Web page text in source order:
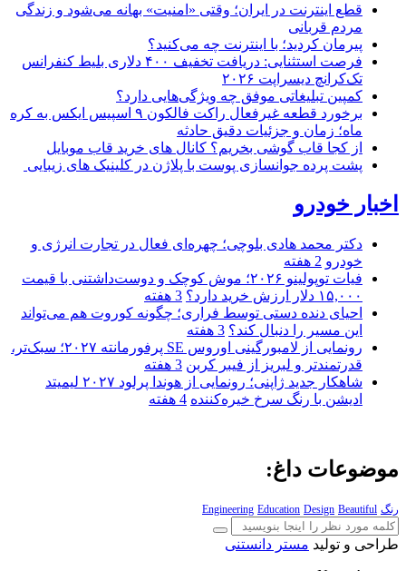
قطع اینترنت در ایران؛ وقتی «امنیت» بهانه می‌شود و زندگی
مردم قربانی
پیرمان کردید؛ با اینترنت چه می‌کنید؟
فرصت استثنایی: دریافت تخفیف ۴۰۰ دلاری بلیط کنفرانس
تک‌کرانچ دیسراپت ۲۰۲۶
کمپین تبلیغاتی موفق چه ویژگی‌هایی دارد؟
برخورد قطعه غیرفعال راکت فالکون ۹ اسپیس ایکس به کره
ماه؛ زمان و جزئیات دقیق حادثه
از کجا قاب گوشی بخریم؟ کانال های خرید قاب موبایل
پشت پرده جوانسازی پوست با پلاژن در کلینیک های زیبایی
اخبار خودرو
دکتر محمد هادی بلوچی؛ چهره‌ای فعال در تجارت انرژی و
خودرو 2 هفته
فیات توپولینو ۲۰۲۶؛ موش کوچک و دوست‌داشتنی با قیمت
۱۵,۰۰۰ دلار ارزش خرید دارد؟
3 هفته
احیای دنده دستی توسط فراری؛ چگونه کوروت هم می‌تواند
این مسیر را دنبال کند؟ 3 هفته
رونمایی از لامبورگینی اوروس SE پرفورمانته ۲۰۲۷؛ سبک‌تر،
قدرتمندتر و لبریز از فیبر کربن 3 هفته
شاهکار جدید ژاپنی؛ رونمایی از هوندا پرلود ۲۰۲۷ لیمیتد
ادیشن با رنگ سرخ خیره‌کننده 4 هفته
موضوعات داغ:
رنگ Engineering Education Design Beautiful
طراحی و تولید مستر دانستنی